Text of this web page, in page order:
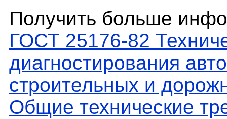
Получить больше
ГОСТ 25176-82
диагностирования
строительных и
Общие технические